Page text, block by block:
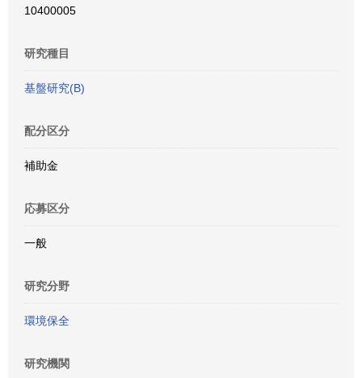
10400005
研究種目
基盤研究(B)
配分区分
補助金
応募区分
一般
研究分野
環境保全
研究機関